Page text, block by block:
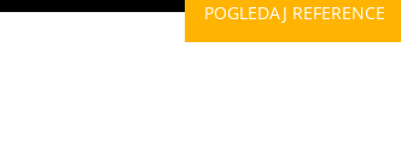
POGLEDAJ REFERENCE